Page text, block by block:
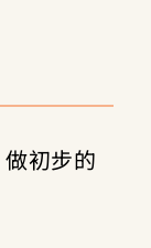
初步的